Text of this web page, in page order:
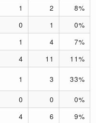
1 2
8%
0 1
0%
1 4
7%
4 11
11%
1 3 33%
0 0
0%
4 6
9%